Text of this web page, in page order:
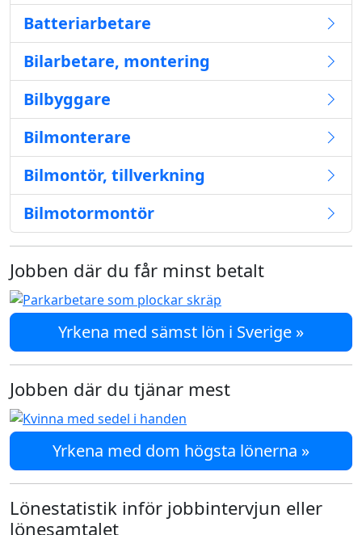
Batteriarbetare
Bilarbetare, montering
Bilbyggare
Bilmonterare
Bilmontör, tillverkning
Bilmotormontör
Jobben där du får minst betalt
Yrkena med sämst lön i Sverige »
Jobben där du tjänar mest
Yrkena med dom högsta lönerna »
Lönestatistik inför jobbintervjun eller
lönesamtalet